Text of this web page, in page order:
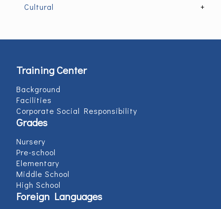
+
Cultural
Training Center
Background
Facilities
Corporate Social Responsibility
Grades
Nursery
Pre-school
Elementary
Middle School
High School
Foreign Languages